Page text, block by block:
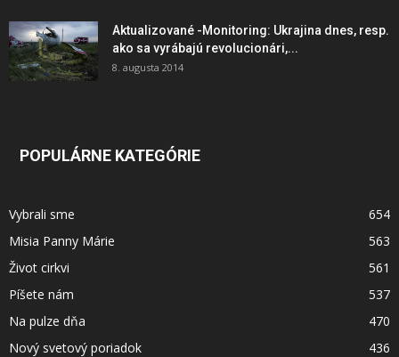
Aktualizované -Monitoring: Ukrajina dnes, resp.
ako sa vyrábajú revolucionári,...
8. augusta 2014
POPULÁRNE KATEGÓRIE
Vybrali sme
654
Misia Panny Márie
563
Život cirkvi
561
Píšete nám
537
Na pulze dňa
470
Nový svetový poriadok
436